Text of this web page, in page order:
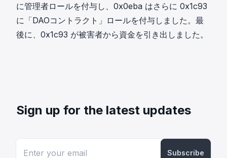
に管理者ロールを付与し、0x0eba はさらに 0x1c93
に「DAOコントラクト」ロールを付与しました。最
後に、0x1c93 が被害者から資金を引き出しました。
Sign up for the latest updates
Subscribe